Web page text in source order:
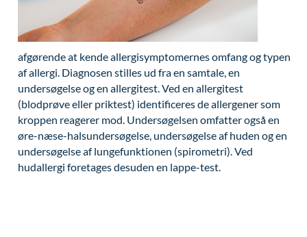
Ar og strækmærker
Uønsket hårvækst
Hårtab
Aldersprægede håndrygge
Kropsforyngelse og opstramning
Intim konturering/foryngelse
Mandlig genitalområde - forskønnelse
Modelopskrivning
Plasmaprodukter i æstetisk, kosmetisk og anti-
aging medicin
Prisliste
Skriv dig op
Udskrivelse
Kontakt os & Find vej
Kvalitet og patienttilfredshed
Nyttige links
Parkering og opladning på AROS Privathospital
Persondatapolitik på AROS
Rygepolitik
Samarbejde mellem specialer
Vores mål
afgørende at kende allergisymptomernes omfang og typen
af allergi. Diagnosen stilles ud fra en samtale, en
undersøgelse og en allergitest. Ved en allergitest
(blodprøve eller priktest) identificeres de allergener som
kroppen reagerer mod. Undersøgelsen omfatter også en
øre-næse-halsundersøgelse, undersøgelse af huden og en
undersøgelse af lungefunktionen (spirometri). Ved
hudallergi foretages desuden en lappe-test.